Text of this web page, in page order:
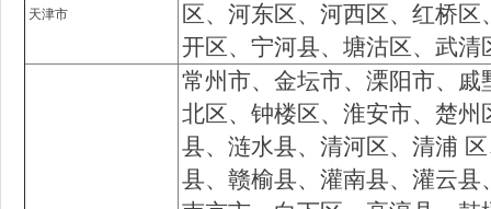
天津市
区、河东区、河西区、红桥
开区、宁河县、塘沽区、武清
常州市、金坛市、溧阳市、
北区、钟楼区、淮安市、楚
县、涟水县、清河区、清浦
县、赣榆县、灌南县、灌云